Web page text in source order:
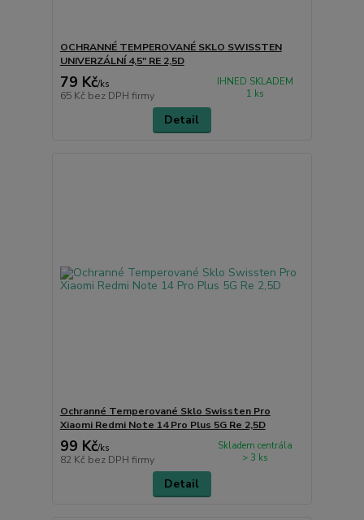
OCHRANNÉ TEMPEROVANÉ SKLO SWISSTEN
UNIVERZÁLNÍ 4,5" RE 2,5D
79 Kč/ks
65 Kč bez DPH firmy
IHNED SKLADEM
1 ks
Detail
Ochranné Temperované Sklo Swissten Pro
Xiaomi Redmi Note 14 Pro Plus 5G Re 2,5D
99 Kč/ks
82 Kč bez DPH firmy
Skladem centrála
> 3 ks
Detail